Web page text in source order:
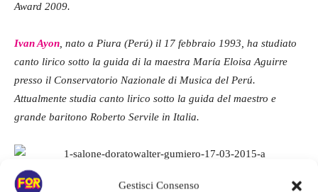
Gestisci Consenso
Award 2009.
Ivan Ayon , nato a Piura (Perú) il 17 febbraio 1993, ha studiato
canto lirico sotto la guida di la maestra María Eloisa Aguirre
presso il Conservatorio Nazionale di Musica del Perú.
Attualmente studia canto lirico sotto la guida del maestro e
grande baritono Roberto Servile in Italia.
Il Salone Dorato